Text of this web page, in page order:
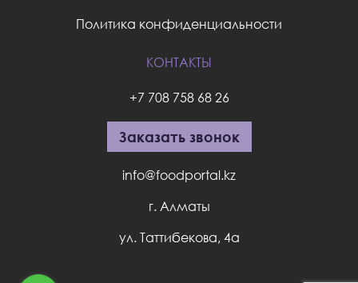
Политика конфиденциальности
КОНТАКТЫ
+7 708 758 68 26
Заказать звонок
info@foodportal.kz
г. Алматы
ул. Таттибекова, 4а